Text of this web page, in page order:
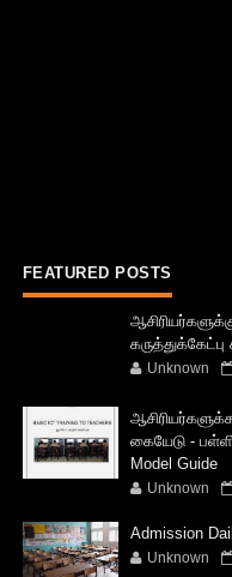
FEATURED POSTS
Unknown
கையேடு -
Model Guide
Unknown
Admission
Unknown